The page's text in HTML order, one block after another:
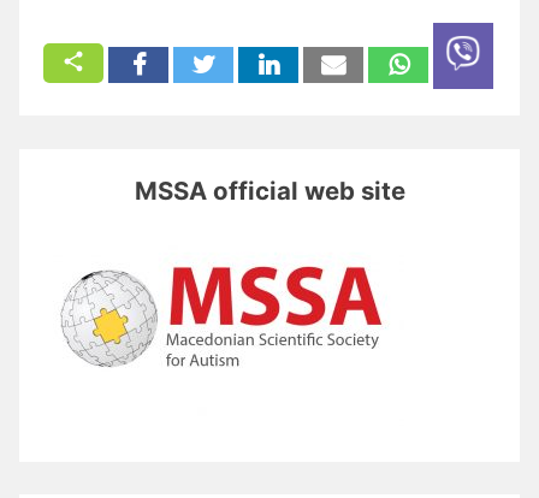
MSSA official web site